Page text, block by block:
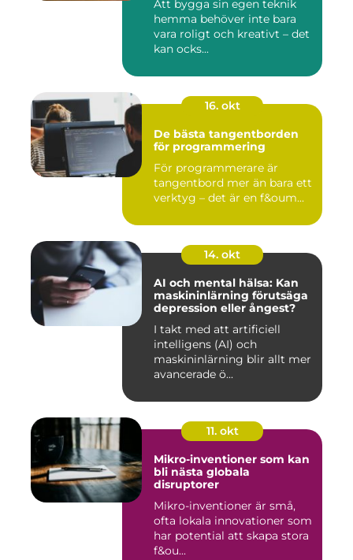
Att bygga sin egen teknik
hemma behöver inte bara
vara roligt och kreativt – det
kan ocks...
16. okt
De bästa tangentborden
för programmering
För programmerare är
tangentbord mer än bara ett
verktyg – det är en f&oum...
14. okt
AI och mental hälsa: Kan
maskininlärning förutsäga
depression eller ångest?
I takt med att artificiell
intelligens (AI) och
maskininlärning blir allt mer
avancerade ö...
11. okt
Mikro-inventioner som kan
bli nästa globala
disruptorer
Mikro-inventioner är små,
ofta lokala innovationer som
har potential att skapa stora
f&ou...